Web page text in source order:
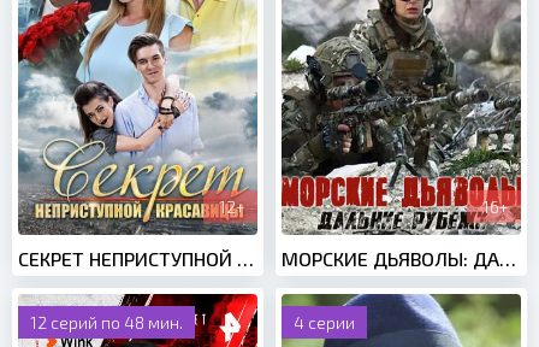
12+
СЕКРЕТ НЕПРИСТУПНОЙ КРАСАВИЦЫ (2017)
16+
МОРСКИЕ ДЬЯВОЛЫ: ДАЛЬНИЕ РУБЕЖИ (2021)
12 серий по 48 мин. 4 серии